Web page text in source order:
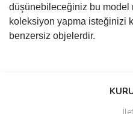
düşünebileceğiniz bu model
koleksiyon yapma isteğinizi
benzersiz objelerdir.
Bu ürüne ilk